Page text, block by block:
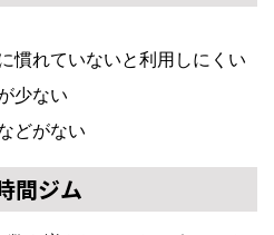
慣れていないと利用しにくい
少ない
どがない
間ジム